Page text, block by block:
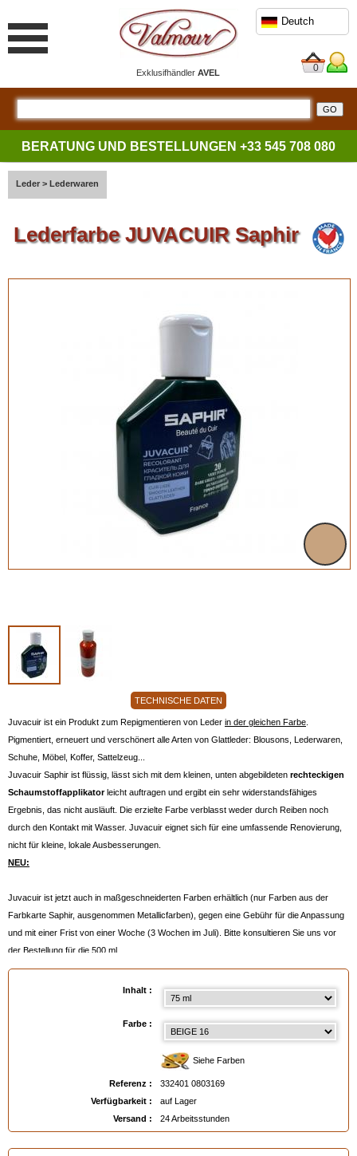
ExklusifhändlerAVEL
Deutch
0
BERATUNG UND BESTELLUNGEN +33 545 708 080
Leder > Lederwaren
Lederfarbe JUVACUIR Saphir
TECHNISCHE DATEN
Juvacuir ist ein Produkt zum Repigmentieren von Leder in der gleichen Farbe
Pigmentiert, erneuert und verschönert alle Arten von Glattleder: Blousons, Lederwaren,
Schuhe, Möbel, Koffer, Sattelzeug...
Juvacuir Saphir ist flüssig, lässt sich mit dem kleinen, unten abgebildeten rechteckigen
Schaumstoffapplikatorleicht auftragen und ergibt ein sehr widerstandsfähiges
Ergebnis, das nicht ausläuft. Die erzielte Farbe verblasst weder durch Reiben noch
durch den Kontakt mit Wasser. Juvacuir eignet sich für eine umfassende Renovierung,
nicht für kleine, lokale Ausbesserungen.
NEU:
Juvacuir ist jetzt auch in maßgeschneiderten Farben erhältlich (nur Farben aus der
Farbkarte Saphir, ausgenommen Metallicfarben), gegen eine Gebühr für die Anpassung
und mit einer Frist von einer Woche (3 Wochen im Juli). Bitte konsultieren Sie uns vor
der Bestellung für die 500 ml.
Anmerkung:
- Berechnen Sie ca. 1 Flasche à 75 ml für eine kleine kurze Jacke.
- Bei sehr trockenem Leder sollten Sie es vorher mit der untenstehenden
- falls nötig, vorher mit dem FleckenentfernerHussard Sprayentfetten und immer
Regenerier-Reinigungsseife AVELreinigen.
entfernt werden.
( Für die Farbauswahl bitte auf die untenstehende Farbpalette klicken, oder das
Inhalt :
Farbe :
Siehe Farben
Referenz :
332401 0803169
Verfügbarkeit :
auf Lager
Versand :
24 Arbeitsstunden